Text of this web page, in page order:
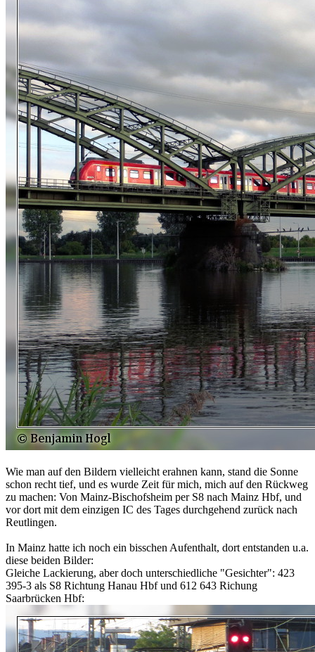
Wie man auf den Bildern vielleicht erahnen kann, stand die Sonne
schon recht tief, und es wurde Zeit für mich, mich auf den Rückweg
zu machen: Von Mainz-Bischofsheim per S8 nach Mainz Hbf, und
vor dort mit dem einzigen IC des Tages durchgehend zurück nach
Reutlingen.
In Mainz hatte ich noch ein bisschen Aufenthalt, dort entstanden u.a.
diese beiden Bilder:
Gleiche Lackierung, aber doch unterschiedliche "Gesichter": 423
395-3 als S8 Richtung Hanau Hbf und 612 643 Richung
Saarbrücken Hbf: